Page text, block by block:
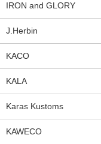
IRON and GLORY
J.Herbin
KACO
KALA
Karas Kustoms
KAWECO